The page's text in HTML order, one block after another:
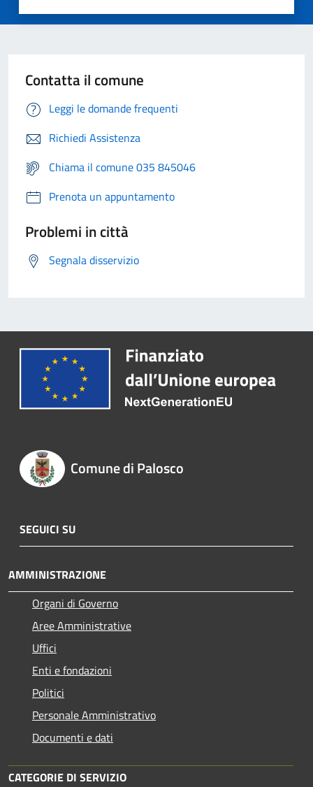
Contatta il comune
Leggi le domande frequenti
Richiedi Assistenza
Chiama il comune 035 845046
Prenota un appuntamento
Problemi in città
Segnala disservizio
Comune di Palosco
SEGUICI SU
AMMINISTRAZIONE
Organi di Governo
Aree Amministrative
Uffici
Enti e fondazioni
Politici
Personale Amministrativo
Documenti e dati
CATEGORIE DI SERVIZIO